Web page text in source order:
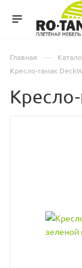
Главная —
Кресло-гамак